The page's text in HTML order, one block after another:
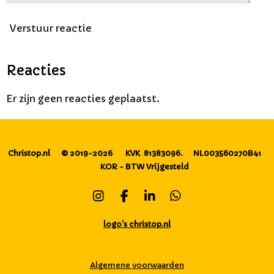
Verstuur reactie
Reacties
Er zijn geen reacties geplaatst.
Christop.nl © 2019-2026 KVK 81383096. NL003560270B41
KOR - BTW Vrijgesteld
I
r
F
c
o
L
n
I
W
p
logo's christop.nl
Algemene voorwaarden